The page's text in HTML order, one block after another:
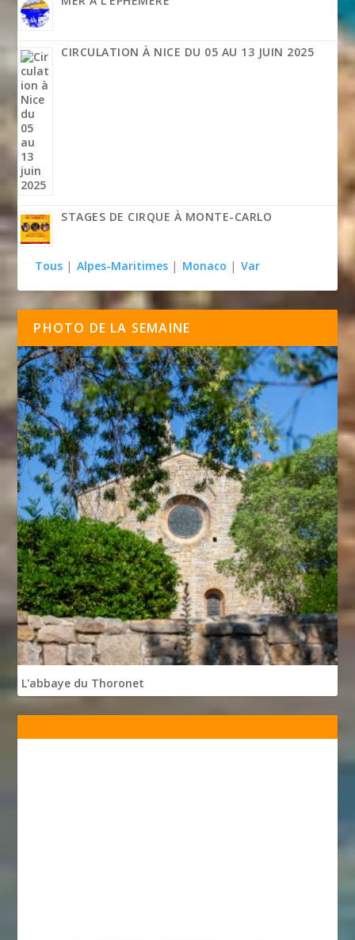
CIRCULATION À NICE DU 05 AU 13 JUIN 2025
STAGES DE CIRQUE À MONTE-CARLO
Tous | Alpes-Maritimes | Monaco | Var
PHOTO DE LA SEMAINE
L'abbaye du Thoronet